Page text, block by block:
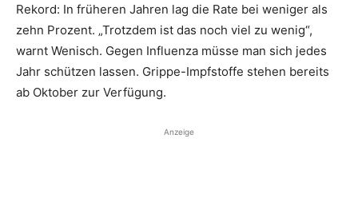
Rekord: In früheren ­Jahren lag die Rate bei ­weniger als
zehn Prozent. „Trotzdem ist das noch viel zu wenig“,
warnt Wenisch. Gegen Influenza müsse man sich jedes
Jahr schützen ­lassen. Grippe-Impfstoffe stehen bereits
ab Oktober zur Verfügung.
Anzeige